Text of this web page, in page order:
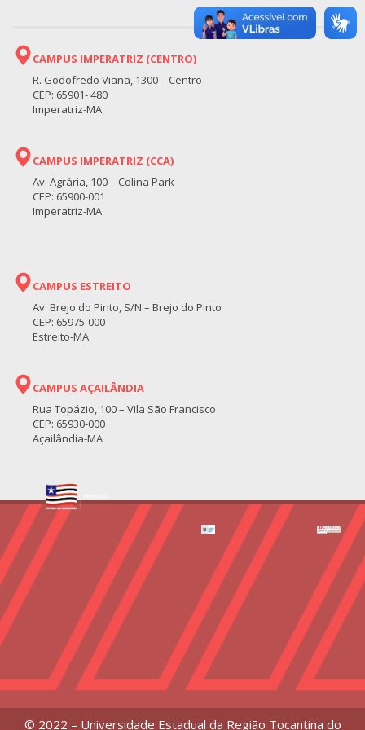
CAMPUS IMPERATRIZ (CENTRO)
R. Godofredo Viana, 1300 – Centro
CEP: 65901- 480
Imperatriz-MA
CAMPUS IMPERATRIZ (CCA)
Av. Agrária, 100 – Colina Park
CEP: 65900-001
Imperatriz-MA
CAMPUS ESTREITO
Av. Brejo do Pinto, S/N – Brejo do Pinto
CEP: 65975-000
Estreito-MA
CAMPUS AÇAILÂNDIA
Rua Topázio, 100 – Vila São Francisco
CEP: 65930-000
Açailândia-MA
© 2022 – Universidade Estadual da Região Tocantina do